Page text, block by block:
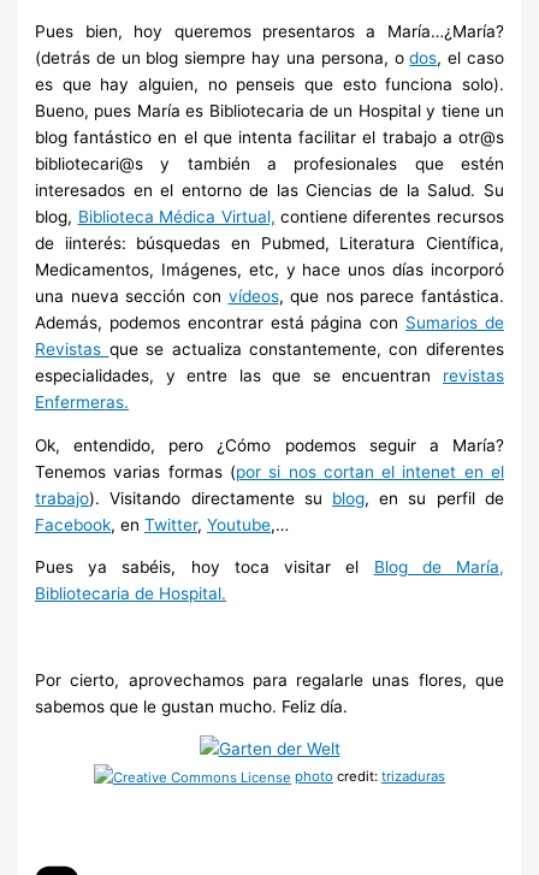
Pues bien, hoy queremos presentaros a María…¿María?
(detrás de un blog siempre hay una persona, odos, el caso
es que hay alguien, no penseis que esto funciona solo).
Bueno, pues María es Bibliotecaria de un Hospital y tiene un
blog fantástico en el que intenta facilitar el trabajo a otr@s
bibliotecari@s y también a profesionales que estén
interesados en el entorno de las Ciencias de la Salud. Su
blog, Biblioteca Médica Virtual, contiene diferentes recursos
de iinterés: búsquedas en Pubmed, Literatura Científica,
Medicamentos, Imágenes, etc, y hace unos días incorporó
una nueva sección con vídeos, que nos parece fantástica.
Además, podemos encontrar está página con Sumarios de
Revistas que se actualiza constantemente, con diferentes
especialidades, y entre las que se encuentran revistas
Enfermeras.
Ok, entendido, pero ¿Cómo podemos seguir a María?
Tenemos varias formas (por si nos cortan el intenet en el
trabajo). Visitando directamente su blog, en su perfil de
Facebook, enTwitter,Youtube,…
Pues ya sabéis, hoy toca visitar el Blog de María,
Bibliotecaria de Hospital.
Por cierto, aprovechamos para regalarle unas flores, que
sabemos que le gustan mucho. Feliz día.
photo credit: trizaduras